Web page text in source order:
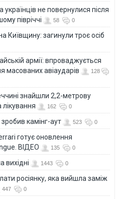
не повернулися після
півріччі
58 0
Київщину: загинули троє осіб
армії: впроваджується
масованих авіаударів
128
знайшли 2,2-метрову
162 0
камінг-аут 523 0
готує оновлення
ВІДЕО
135 0
вихідні 1443 0
росіянку, яка вийшла заміж
447 0